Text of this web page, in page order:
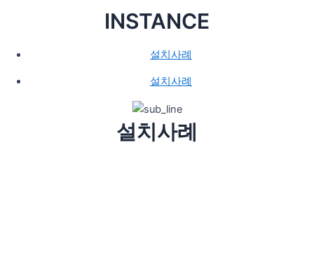
INSTANCE
설치사례
설치사례
설치사례